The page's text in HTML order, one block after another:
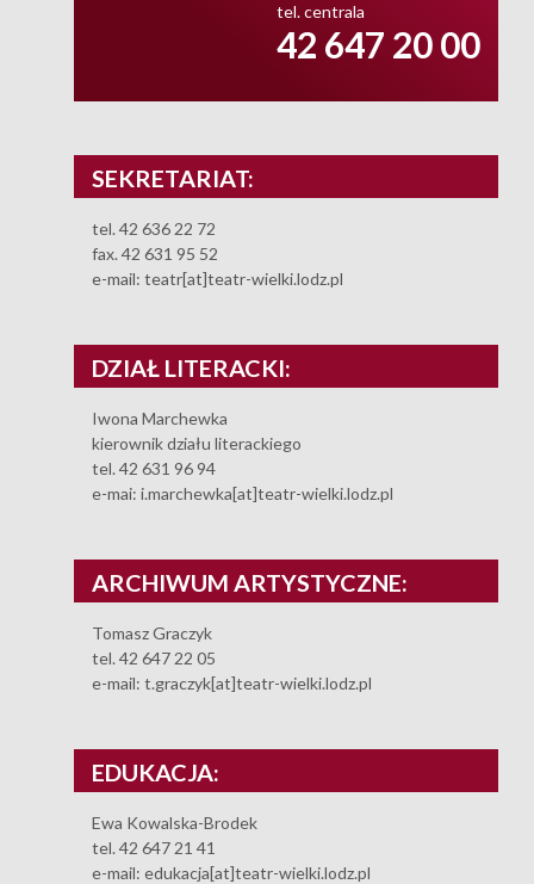
tel. centrala
42 647 20 00
SEKRETARIAT:
tel. 42 636 22 72
fax. 42 631 95 52
e-mail: teatr[at]teatr-wielki.lodz.pl
DZIAŁ LITERACKI:
Iwona Marchewka
kierownik działu literackiego
tel. 42 631 96 94
e-mai: i.marchewka[at]teatr-wielki.lodz.pl
ARCHIWUM ARTYSTYCZNE:
Tomasz Graczyk
tel. 42 647 22 05
e-mail: t.graczyk[at]teatr-wielki.lodz.pl
EDUKACJA:
Ewa Kowalska-Brodek
tel. 42 647 21 41
e-mail: edukacja[at]teatr-wielki.lodz.pl